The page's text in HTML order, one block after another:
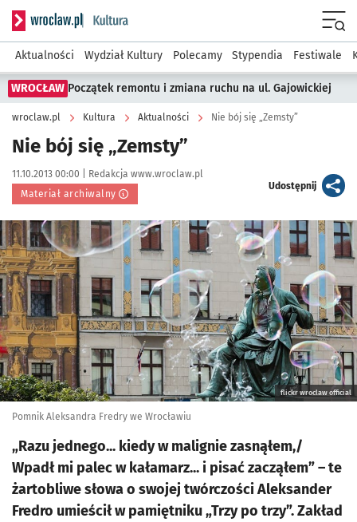
Serwis informacyjny wroclaw.pl podserwis: Kultura
Aktualności Wydział Kultury Polecamy Stypendia Festiwale
WROCŁAW Początek remontu i zmiana ruchu na ul. Gajowickiej
wroclaw.pl Kultura Aktualności Nie bój się „Zemsty”
Nie bój się „Zemsty”
Data publikacji:
11.10.2013 00:00 | Autor:
Redakcja www.wroclaw.pl
Materiał archiwalny
Udostępnijartykuł
Kliknij, aby powiększyć
flickr wroclaw official
Pomnik Aleksandra Fredry we Wrocławiu
„Razu jednego... kiedy w malignie zasnąłem,/
Wpadł mi palec w kałamarz... i pisać zacząłem” – te
żartobliwe słowa o swojej twórczości Aleksander
Fredro umieścił w pamiętniku „Trzy po trzy”. Zakład